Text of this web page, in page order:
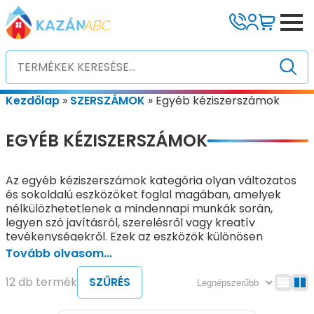
Kezdőlap » SZERSZÁMOK » Egyéb kéziszerszámok
EGYÉB KÉZISZERSZÁMOK
Az egyéb kéziszerszámok kategória olyan változatos
és sokoldalú eszközöket foglal magában, amelyek
nélkülözhetetlenek a mindennapi munkák során,
legyen szó javításról, szerelésről vagy kreatív
tevékenységekről. Ezek az eszközök különösen
praktikusak, mivel nem igényelnek elektromos áramot
vagy bármilyen más energiaforrást, így bármikor és
bárhol használhatók. Jellemző rájuk az egyszerű
szerkezet és a hosszú élettartam, ami miatt kevesebb
a meghibásodás és a fenntartási költség is minimális.
Tovább olvasom...
12 db termék
SZŰRÉS